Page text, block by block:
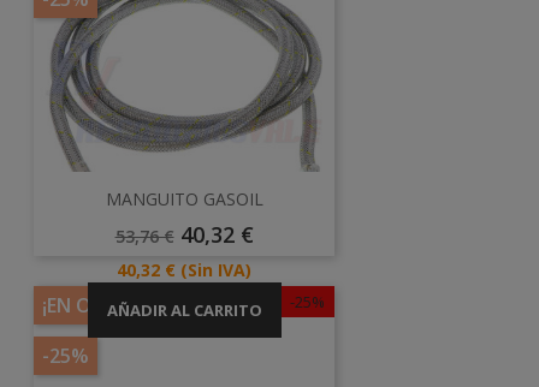
MANGUITO GASOIL
Precio
53,76 € Precio
40,32 €
Precio
40,32 € (Sin IVA)
AÑADIR AL CARRITO -25%
¡EN OFERTA!
-25%